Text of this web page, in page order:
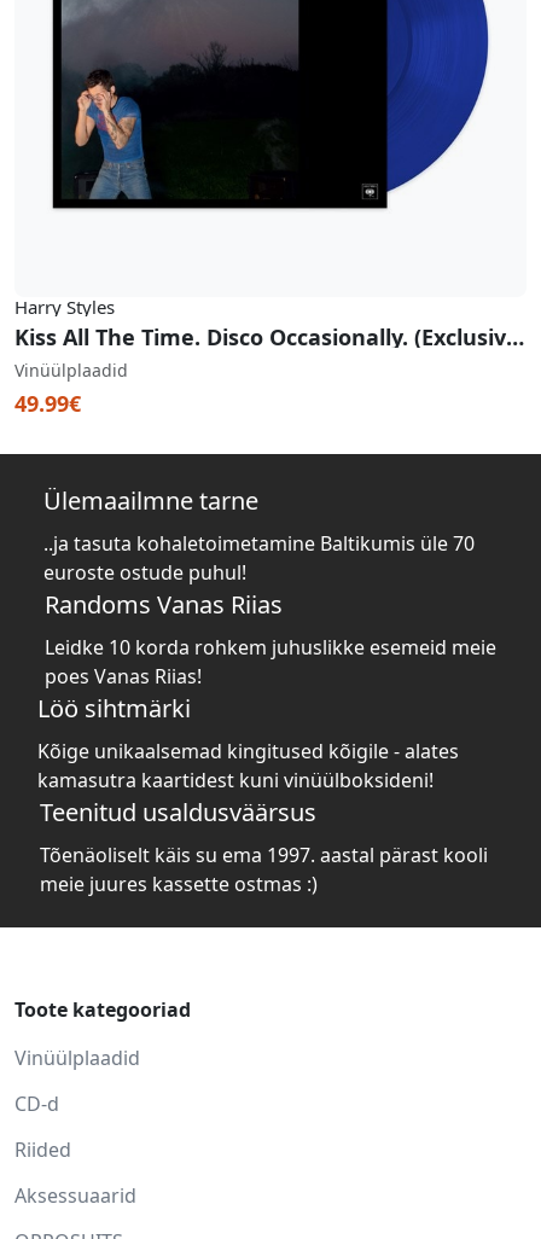
Harry Styles
Kiss All The Time. Disco Occasionally. (Exclusive Pop-Blue Vinyl)
Vinüülplaadid
49.99€
Ülemaailmne tarne
..ja tasuta kohaletoimetamine Baltikumis üle 70
euroste ostude puhul!
Randoms Vanas Riias
Leidke 10 korda rohkem juhuslikke esemeid meie
poes Vanas Riias!
Löö sihtmärki
Kõige unikaalsemad kingitused kõigile - alates
kamasutra kaartidest kuni vinüülboksideni!
Teenitud usaldusväärsus
Tõenäoliselt käis su ema 1997. aastal pärast kooli
meie juures kassette ostmas :)
Toote kategooriad
Vinüülplaadid
CD-d
Riided
Aksessuaarid